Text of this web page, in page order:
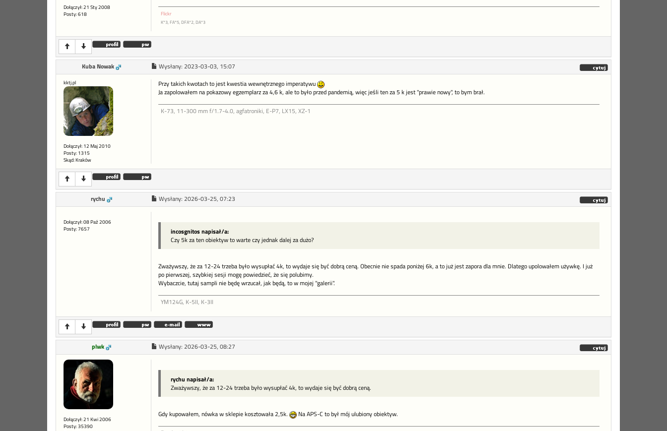
Dołączył: 21 Sty 2008
Posty: 618
Flickr
K*3, FA*5, DFA*2, DA*3
Kuba Nowak Wysłany: 2023-03-03, 15:07
kktj.pl
Dołączył: 12 Maj 2010
Posty: 1315
Skąd: Kraków
Przy takich kwotach to jest kwestia wewnętrznego imperatywu
Ja zapolowałem na pokazowy egzemplarz za 4,6 k, ale to było przed pandemią, więc jeśli ten za 5 k jest "prawie nowy", to bym brał.
K-73, 11-300 mm f/1.7-4.0, agfatroniki, E-P7, LX15, XZ-1
rychu Wysłany: 2026-03-25, 07:23
Dołączył: 08 Paź 2006
Posty: 7657
incosgnitos napisał/a:
Czy 5k za ten obiektyw to warte czy jednak dalej za dużo?
Zważywszy, że za 12-24 trzeba było wysupłać 4k, to wydaje się być dobrą ceną. Obecnie nie spada poniżej 6k, a to już jest zapora dla mnie. Dlatego upolowałem używkę. I już
po pierwszej, szybkiej sesji mogę powiedzieć, że się polubimy.
Wybaczcie, tutaj sampli nie będę wrzucał, jak będą, to w mojej "galerii".
YM124G, K-5II, K-3II
plwk Wysłany: 2026-03-25, 08:27
Dołączył: 21 Kwi 2006
Posty: 35390
rychu napisał/a:
Zważywszy, że za 12-24 trzeba było wysupłać 4k, to wydaje się być dobrą ceną.
Gdy kupowałem, nówka w sklepie kosztowała 2,5k. Na APS-C to był mój ulubiony obiektyw.